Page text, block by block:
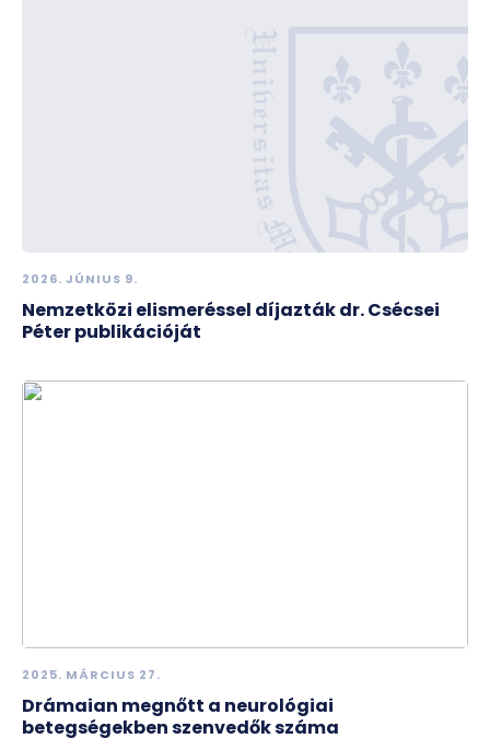
2026. JÚNIUS 9.
Nemzetközi elismeréssel díjazták dr. Csécsei
Péter publikációját
2025. MÁRCIUS 27.
Drámaian megnőtt a neurológiai
betegségekben szenvedők száma